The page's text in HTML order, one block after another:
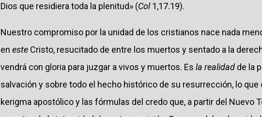
Dios que residiera toda la plenitud» (Col1,17.19).
Nuestro compromiso por la unidad de los cristianos nace nada
en este Cristo, resucitado de entre los muertos y sentado a la
vendrá con gloria para juzgar a vivos y muertos. Es la realidad de la
salvación y sobre todo el hecho histórico de su resurrección, lo
kerigma apostólico y las fórmulas del credo que, a partir del Nuevo